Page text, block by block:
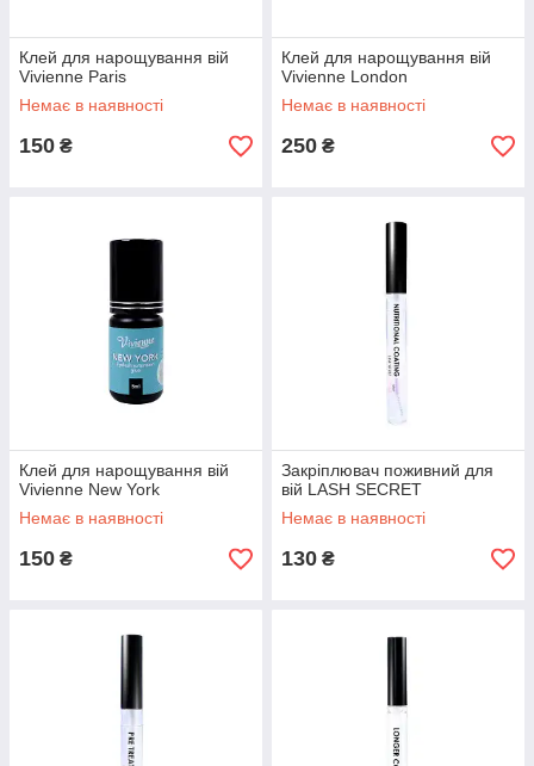
Клей для нарощування вій
Vivienne Paris
Немає в наявності
150 ₴
Клей для нарощування вій
Vivienne London
Немає в наявності
250 ₴
Клей для нарощування вій
Vivienne New York
Немає в наявності
150 ₴
Закріплювач поживний для
вій LASH SECRET
Немає в наявності
130 ₴